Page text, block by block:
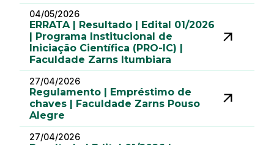
04/05/2026
ERRATA | Resultado | Edital 01/2026
| Programa Institucional de
Iniciação Científica (PRO-IC) |
Faculdade Zarns Itumbiara
27/04/2026
Regulamento | Empréstimo de
chaves | Faculdade Zarns Pouso
Alegre
27/04/2026